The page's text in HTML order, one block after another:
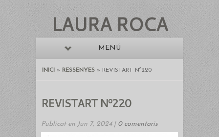
LAURA ROCA
MENÚ
INICI » RESSENYES » REVISTART Nº220
REVISTART Nº220
Publicat en Jun 7, 2024 | 0 comentaris